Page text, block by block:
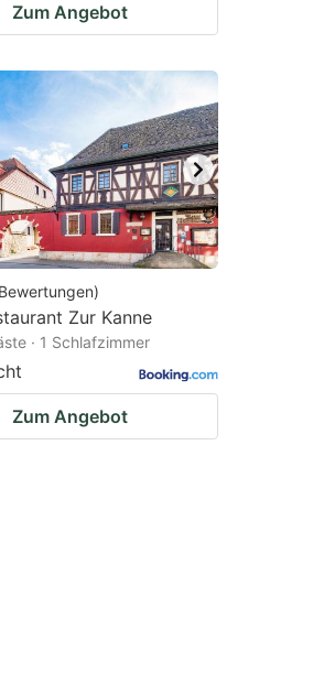
Zum Angebot
Bewertungen)
Zur Kanne
· 1 Schlafzimmer
Zum Angebot